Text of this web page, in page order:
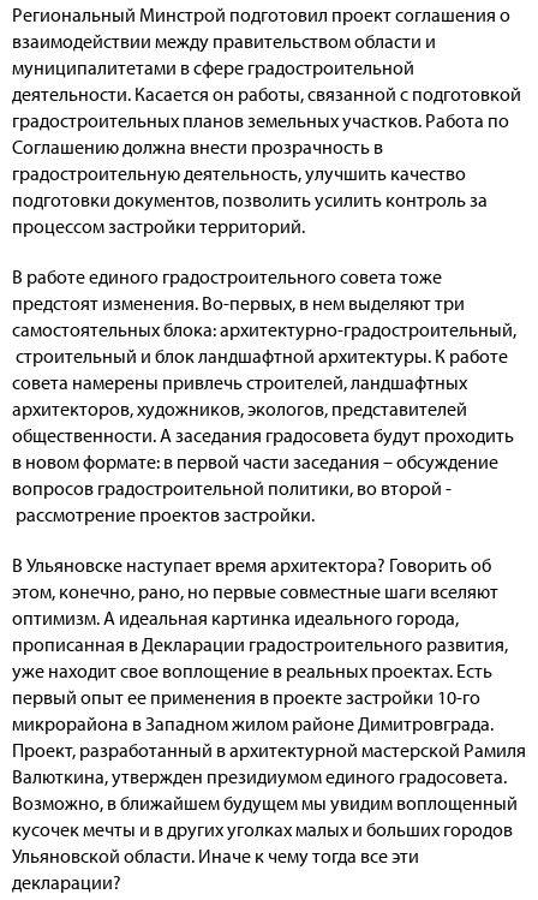
Региональный Минстрой подготовил проект соглашения о
взаимодействии между правительством области и
муниципалитетами в сфере градостроительной
деятельности. Касается он работы, связанной с подготовкой
градостроительных планов земельных участков. Работа по
Соглашению должна внести прозрачность в
градостроительную деятельность, улучшить качество
подготовки документов, позволить усилить контроль за
процессом застройки территорий.
В работе единого градостроительного совета тоже
предстоят изменения. Во-первых, в нем выделяют три
самостоятельных блока: архитектурно-градостроительный,
строительный и блок ландшафтной архитектуры. К работе
совета намерены привлечь строителей, ландшафтных
архитекторов, художников, экологов, представителей
общественности. А заседания градосовета будут проходить
в новом формате: в первой части заседания – обсуждение
вопросов градостроительной политики, во второй -
рассмотрение проектов застройки.
В Ульяновске наступает время архитектора? Говорить об
этом, конечно, рано, но первые совместные шаги вселяют
оптимизм. А идеальная картинка идеального города,
прописанная в Декларации градостроительного развития,
уже находит свое воплощение в реальных проектах. Есть
первый опыт ее применения в проекте застройки 10-го
микрорайона в Западном жилом районе Димитровграда.
Проект, разработанный в архитектурной мастерской Рамиля
Валюткина, утвержден президиумом единого градосовета.
Возможно, в ближайшем будущем мы увидим воплощенный
кусочек мечты и в других уголках малых и больших городов
Ульяновской области. Иначе к чему тогда все эти
декларации?